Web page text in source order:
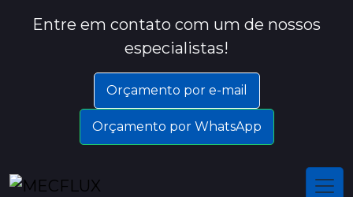
Entre em contato com um de nossos
especialistas!
Orçamento por e-mail
Orçamento por WhatsApp